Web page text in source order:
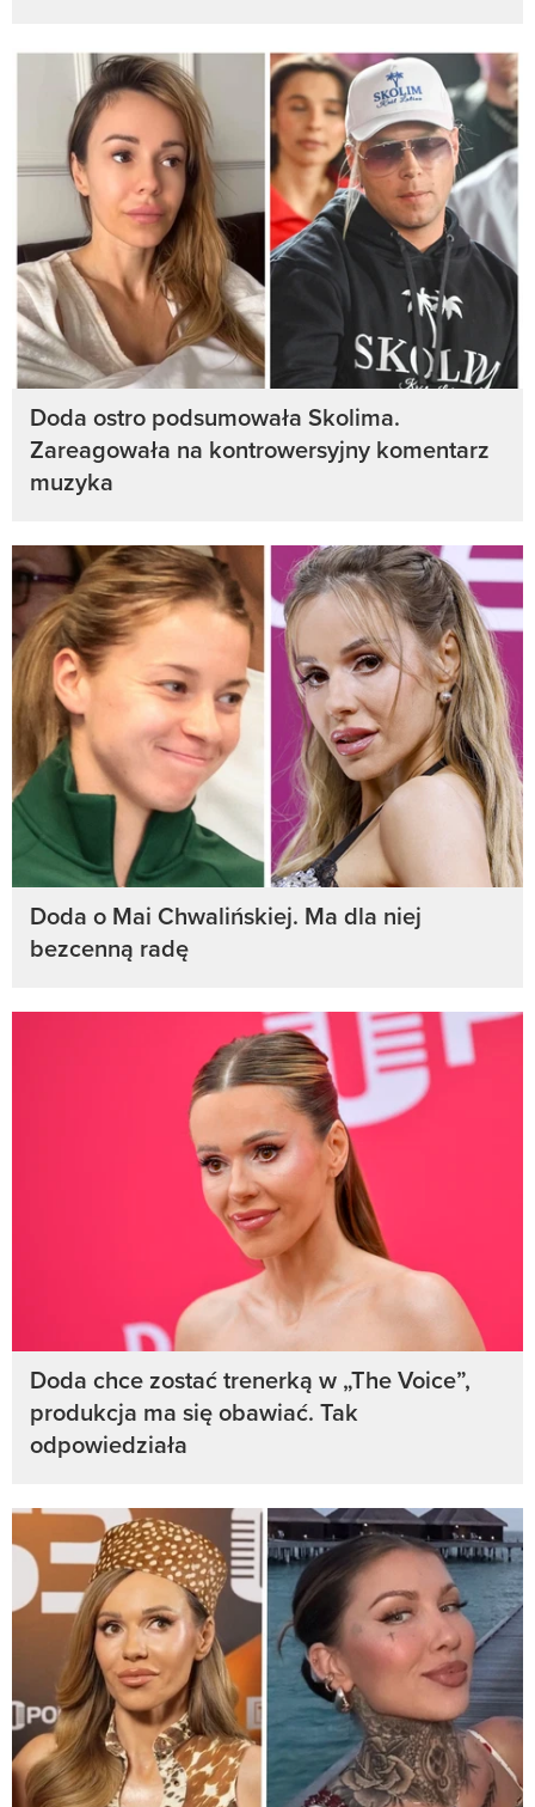
Doda ostro podsumowała Skolima.
Zareagowała na kontrowersyjny komentarz
muzyka
Doda o Mai Chwalińskiej. Ma dla niej
bezcenną radę
Doda chce zostać trenerką w „The Voice”,
produkcja ma się obawiać. Tak
odpowiedziała